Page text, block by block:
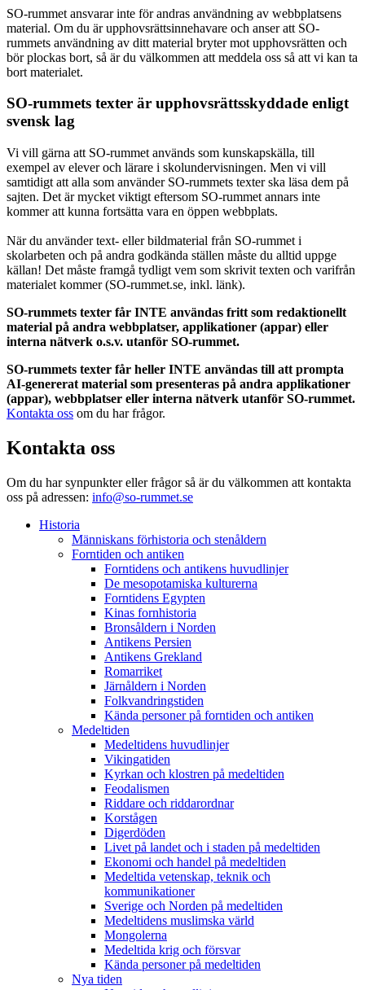
SO-rummet ansvarar inte för andras användning av webbplatsens
material. Om du är upphovsrättsinnehavare och anser att SO-
rummets användning av ditt material bryter mot upphovsrätten och
bör plockas bort, så är du välkommen att meddela oss så att vi kan ta
bort materialet.
SO-rummets texter är upphovsrättsskyddade enligt
svensk lag
Vi vill gärna att SO-rummet används som kunskapskälla, till
exempel av elever och lärare i skolundervisningen. Men vi vill
samtidigt att alla som använder SO-rummets texter ska läsa dem på
sajten. Det är mycket viktigt eftersom SO-rummet annars inte
kommer att kunna fortsätta vara en öppen webbplats.
När du använder text- eller bildmaterial från SO-rummet i
skolarbeten och på andra godkända ställen måste du alltid uppge
källan! Det måste framgå tydligt vem som skrivit texten och varifrån
materialet kommer (SO-rummet.se, inkl. länk).
SO-rummets texter får INTE användas fritt som redaktionellt
material på andra webbplatser, applikationer (appar) eller
interna nätverk o.s.v. utanför SO-rummet.
SO-rummets texter får heller INTE användas till att prompta
AI-genererat material som presenteras på andra applikationer
(appar), webbplatser eller interna nätverk utanför SO-rummet.
Kontakta oss om du har frågor.
Kontakta oss
Om du har synpunkter eller frågor så är du välkommen att kontakta
oss på adressen: info@so-rummet.se
Historia
Människans förhistoria och stenåldern
Forntiden och antiken
Forntidens och antikens huvudlinjer
De mesopotamiska kulturerna
Forntidens Egypten
Kinas fornhistoria
Bronsåldern i Norden
Antikens Persien
Antikens Grekland
Romarriket
Järnåldern i Norden
Folkvandringstiden
Kända personer på forntiden och antiken
Medeltiden
Medeltidens huvudlinjer
Vikingatiden
Kyrkan och klostren på medeltiden
Feodalismen
Riddare och riddarordnar
Korstågen
Digerdöden
Livet på landet och i staden på medeltiden
Ekonomi och handel på medeltiden
Medeltida vetenskap, teknik och
kommunikationer
Sverige och Norden på medeltiden
Medeltidens muslimska värld
Mongolerna
Medeltida krig och försvar
Kända personer på medeltiden
Nya tiden